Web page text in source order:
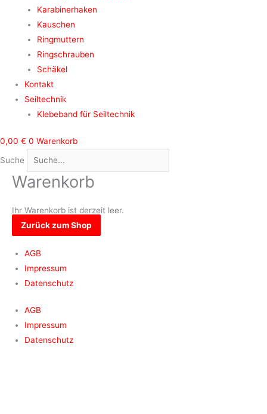
Karabinerhaken
Kauschen
Ringmuttern
Ringschrauben
Schäkel
Kontakt
Seiltechnik
Klebeband für Seiltechnik
0,00 € 0 Warenkorb
Suche
Warenkorb
Ihr Warenkorb ist derzeit leer.
Zurück zum Shop
AGB
Impressum
Datenschutz
AGB
Impressum
Datenschutz